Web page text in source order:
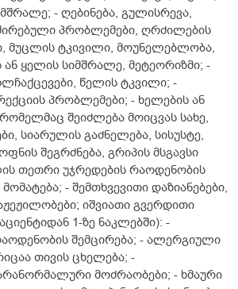
- ღებინება, გულისრევა,
პრობლემები, ღრძილების
მუცლის ტკივილი, მოუნელებლობა,
ყელის სიმშრალე, მეტეორიზმი; -
წელის ტკვილი; -
პრობლემები; - ხელების ან
რომელმაც შეიძლება მოიცვას სახე,
სიარულის გაძნელება, სისუსტე,
შეგრძნება, გრიპის მსგავსი
თეთრი უჯრედების რაოდენობის
- შემთხვევითი დაზიანებები,
იშვიათი გვერდითი
1-ზე ნაკლებში): -
შემცირება; - ალერგიული
თივის ცხელება; -
მოძრაობები; - ხმაური